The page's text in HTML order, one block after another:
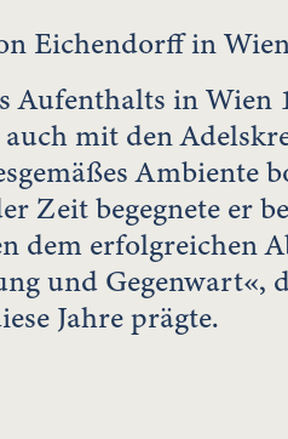
Eichendorff in
in Wien
mit den
Ambiente
Zeit begegnete er
erfolgreichen
und Gegenwart«,
Jahre prägte.